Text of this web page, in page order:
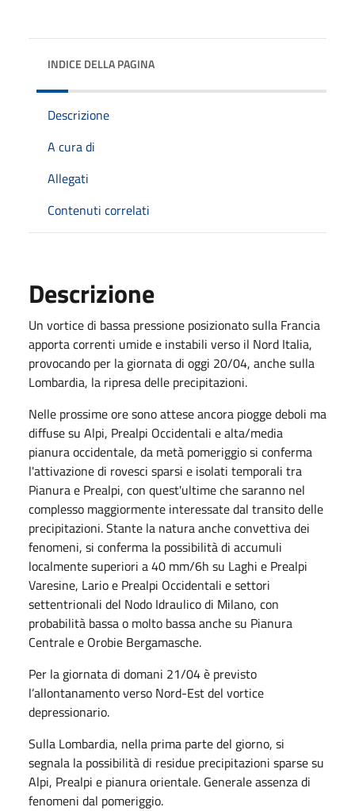
INDICE DELLA PAGINA
Descrizione
A cura di
Allegati
Contenuti correlati
Descrizione
Un vortice di bassa pressione posizionato sulla Francia
apporta correnti umide e instabili verso il Nord Italia,
provocando per la giornata di oggi 20/04, anche sulla
Lombardia, la ripresa delle precipitazioni.
Nelle prossime ore sono attese ancora piogge deboli ma
diffuse su Alpi, Prealpi Occidentali e alta/media
pianura occidentale, da metà pomeriggio si conferma
l'attivazione di rovesci sparsi e isolati temporali tra
Pianura e Prealpi, con quest'ultime che saranno nel
complesso maggiormente interessate dal transito delle
precipitazioni. Stante la natura anche convettiva dei
fenomeni, si conferma la possibilità di accumuli
localmente superiori a 40 mm/6h su Laghi e Prealpi
Varesine, Lario e Prealpi Occidentali e settori
settentrionali del Nodo Idraulico di Milano, con
probabilità bassa o molto bassa anche su Pianura
Centrale e Orobie Bergamasche.
Per la giornata di domani 21/04 è previsto
l’allontanamento verso Nord-Est del vortice
depressionario.
Sulla Lombardia, nella prima parte del giorno, si
segnala la possibilità di residue precipitazioni sparse su
Alpi, Prealpi e pianura orientale. Generale assenza di
fenomeni dal pomeriggio.